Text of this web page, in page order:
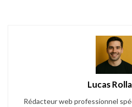
Lucas
Rédacteur web professionnel